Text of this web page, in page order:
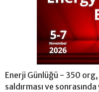
Enerji Günlüğü - 350 org,
saldırması ve